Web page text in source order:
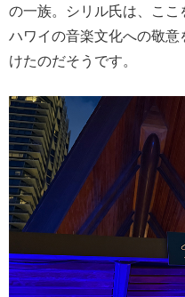
の一族。シリル氏は、ここ
ハワイの音楽文化への敬
けたのだそうです。